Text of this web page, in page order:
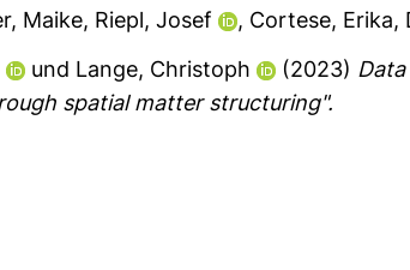
Maike, Riepl, Josef , Cortese, Erika,
und Lange, Christoph (2023) Data
spatial matter structuring".